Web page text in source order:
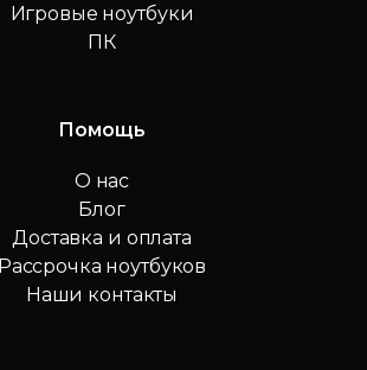
Игровые ноутбуки
ПК
Помощь
О нас
Блог
Доставка и оплата
Рассрочка ноутбуков
Наши контакты